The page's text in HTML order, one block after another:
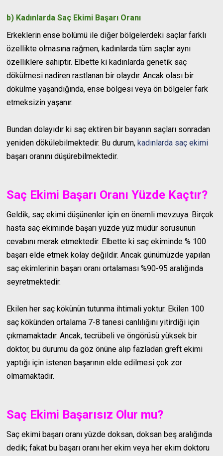
b) Kadınlarda Saç Ekimi Başarı Oranı
Erkeklerin ense bölümü ile diğer bölgelerdeki saçlar farklı
özellikte olmasına rağmen, kadınlarda tüm saçlar aynı
özelliklere sahiptir. Elbette ki kadınlarda genetik saç
dökülmesi nadiren rastlanan bir olaydır. Ancak olası bir
dökülme yaşandığında, ense bölgesi veya ön bölgeler fark
etmeksizin yaşanır.
Bundan dolayıdır ki saç ektiren bir bayanın saçları sonradan
yeniden dökülebilmektedir. Bu durum, kadınlarda saç ekimi
başarı oranını düşürebilmektedir.
Saç Ekimi Başarı Oranı Yüzde Kaçtır?
Geldik, saç ekimi düşünenler için en önemli mevzuya. Birçok
hasta saç ekiminde başarı yüzde yüz müdür sorusunun
cevabını merak etmektedir. Elbette ki saç ekiminde % 100
başarı elde etmek kolay değildir. Ancak günümüzde yapılan
saç ekimlerinin başarı oranı ortalaması %90-95 aralığında
seyretmektedir.
Ekilen her saç kökünün tutunma ihtimali yoktur. Ekilen 100
saç kökünden ortalama 7-8 tanesi canlılığını yitirdiği için
çıkmamaktadır. Ancak, tecrübeli ve öngörüsü yüksek bir
doktor, bu durumu da göz önüne alıp fazladan greft ekimi
yaptığı için istenen başarının elde edilmesi çok zor
olmamaktadır.
Saç Ekimi Başarısız Olur mu?
Saç ekimi başarı oranı yüzde doksan, doksan beş aralığında
dedik; fakat bu başarı oranı her ekim veya her ekim doktoru